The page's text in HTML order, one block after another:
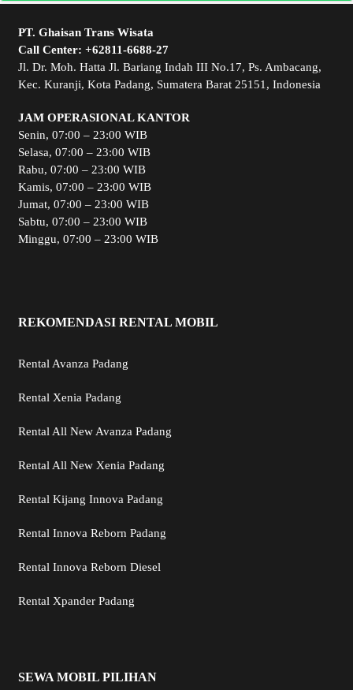
PT. Ghaisan Trans Wisata
Call Center: +62811-6688-27
Jl. Dr. Moh. Hatta Jl. Bariang Indah III No.17, Ps. Ambacang,
Kec. Kuranji, Kota Padang, Sumatera Barat 25151, Indonesia
JAM OPERASIONAL KANTOR
Senin, 07:00 – 23:00 WIB
Selasa, 07:00 – 23:00 WIB
Rabu, 07:00 – 23:00 WIB
Kamis, 07:00 – 23:00 WIB
Jumat, 07:00 – 23:00 WIB
Sabtu, 07:00 – 23:00 WIB
Minggu, 07:00 – 23:00 WIB
REKOMENDASI RENTAL MOBIL
Rental Avanza Padang
Rental Xenia Padang
Rental All New Avanza Padang
Rental All New Xenia Padang
Rental Kijang Innova Padang
Rental Innova Reborn Padang
Rental Innova Reborn Diesel
Rental Xpander Padang
SEWA MOBIL PILIHAN